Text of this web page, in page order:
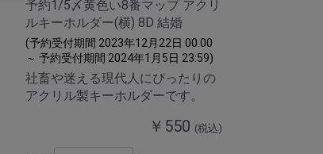
予約1/5〆黄色い8番マップ アクリ
ルキーホルダー(横) 8D 結婚
(予約受付期間 2023年12月22日 00:00
～ 予約受付期間 2024年1月5日 23:59)
社畜や迷える現代人にぴったりの
アクリル製キーホルダーです。
￥550 (税込)